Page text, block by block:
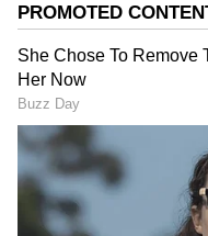
వెల్లడించింది. విచారణ
సూర్య‌కాంత్‌..
తప్పనిసరి చేయడం
అలాంటి చట్టం అమల్లోకి
మహిళలను ఉద్యోగాల్లోకి
ఉందని ఆయన
ఆలోచన విధానం ఎలా